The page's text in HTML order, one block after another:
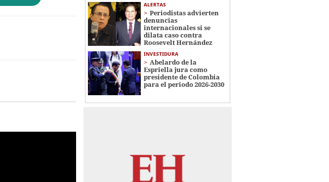
ALERTAS
Periodistas advierten
denuncias
internacionales si se
dilata caso contra
Roosevelt Hernández
INVESTIDURA
Abelardo de la
Espriella jura como
presidente de Colombia
para el periodo 2026-2030